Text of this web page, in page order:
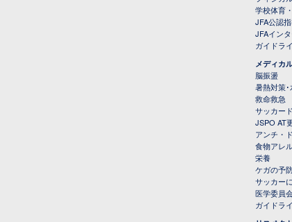
学校体育
JFA公認
JFAイン
ガイドラ
メディカ
脳振盪
暑熱対策
救命救急
サッカー
JSPO AT
アンチ・
食物アレ
栄養
ケガの予
サッカー
医学委員
ガイドラ